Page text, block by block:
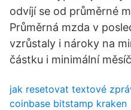
odvíjí se od průměrné
Průměrná mzda v
vzrůstaly i nároky na
částku i minimální
jak resetovat textové
coinbase bitstamp kraken